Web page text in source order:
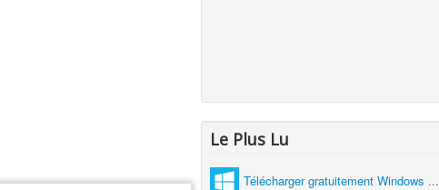
Le Plus Lu
Télécharger gratuitement Windows ...